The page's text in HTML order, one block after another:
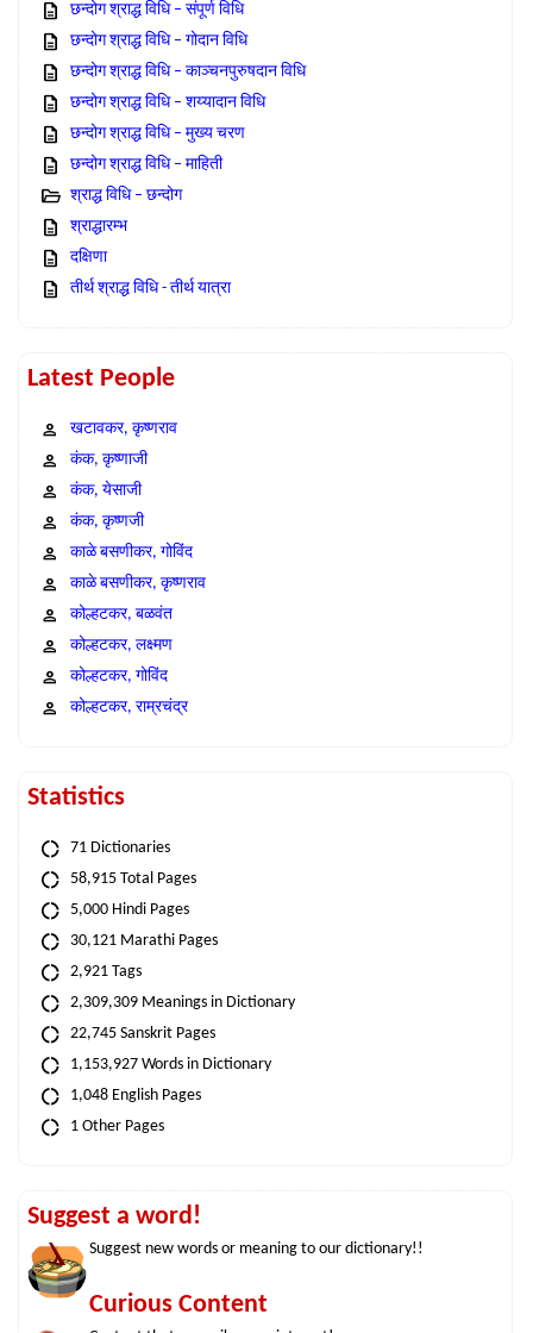
छन्दोग श्राद्ध विधि – संपूर्ण विधि
छन्दोग श्राद्ध विधि – गोदान विधि
छन्दोग श्राद्ध विधि – काञ्चनपुरुषदान विधि
छन्दोग श्राद्ध विधि – शय्यादान विधि
छन्दोग श्राद्ध विधि – मुख्य चरण
छन्दोग श्राद्ध विधि – माहिती
श्राद्ध विधि – छन्दोग
श्राद्धारम्भ
दक्षिणा
तीर्थ श्राद्ध विधि - तीर्थ यात्रा
Latest People
खटावकर, कृष्णराव
कंक, कृष्णाजी
कंक, येसाजी
कंक, कृष्णजी
काळे बसणीकर, गोविंद
काळे बसणीकर, कृष्णराव
कोल्हटकर, बळवंत
कोल्हटकर, लक्ष्मण
कोल्हटकर, गोविंद
कोल्हटकर, राम्रचंद्र
Statistics
71 Dictionaries
58,915 Total Pages
5,000 Hindi Pages
30,121 Marathi Pages
2,921 Tags
2,309,309 Meanings in Dictionary
22,745 Sanskrit Pages
1,153,927 Words in Dictionary
1,048 English Pages
1 Other Pages
Suggest a word!
Suggest new words or meaning to our dictionary!!
Curious Content